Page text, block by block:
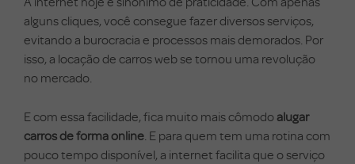
alguns cliques, você consegue fazer diversos serviços,
evitando a burocracia e processos mais demorados. Por
isso, a locação de carros web se tornou uma revolução
no mercado.
E com essa facilidade, fica muito mais cômodo alugar
carros de forma online. E para quem tem uma rotina com
pouco tempo disponível, a internet facilita que o serviço